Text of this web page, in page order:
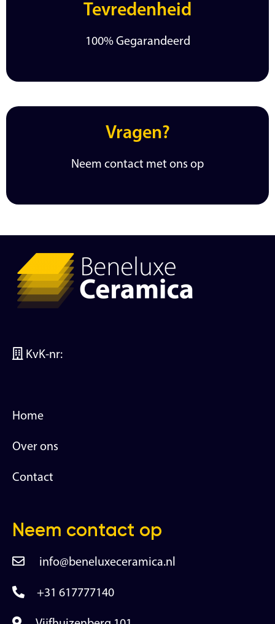
Tevredenheid
100% Gegarandeerd
Vragen?
Neem contact met ons op
KvK-nr:
Home
Over ons
Contact
Neem contact op
info@beneluxeceramica.nl
+31 617777140